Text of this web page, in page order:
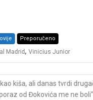
Preporučeno
Madrid, Vinicius Junior
kiša, ali danas tvrdi
od Đokovića me ne boli”